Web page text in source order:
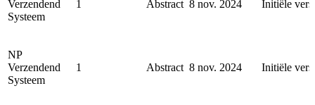
Verzendend
Systeem
1 Abstract 8 nov. 2024 Initiële
NP
Verzendend
Systeem
1 Abstract 8 nov. 2024 Initiële